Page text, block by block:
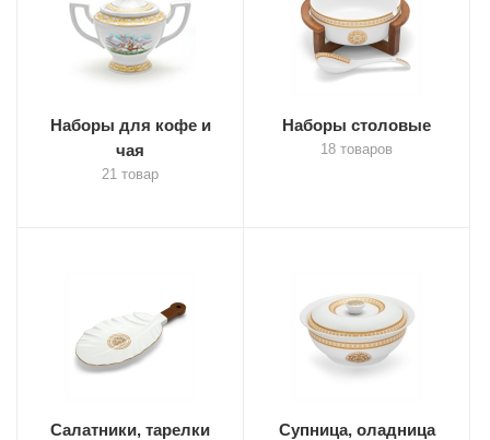
Наборы для кофе и
чая
21 товар
Наборы столовые
18 товаров
Салатники, тарелки Супница, оладница